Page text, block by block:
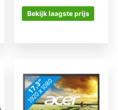
Bekijk laagste prijs